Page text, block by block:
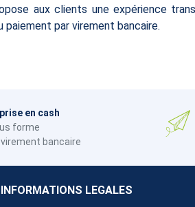
aux clients une expérience
paiement par virement bancaire.
en cash
forme
virement bancaire
INFORMATIONS LEGALES